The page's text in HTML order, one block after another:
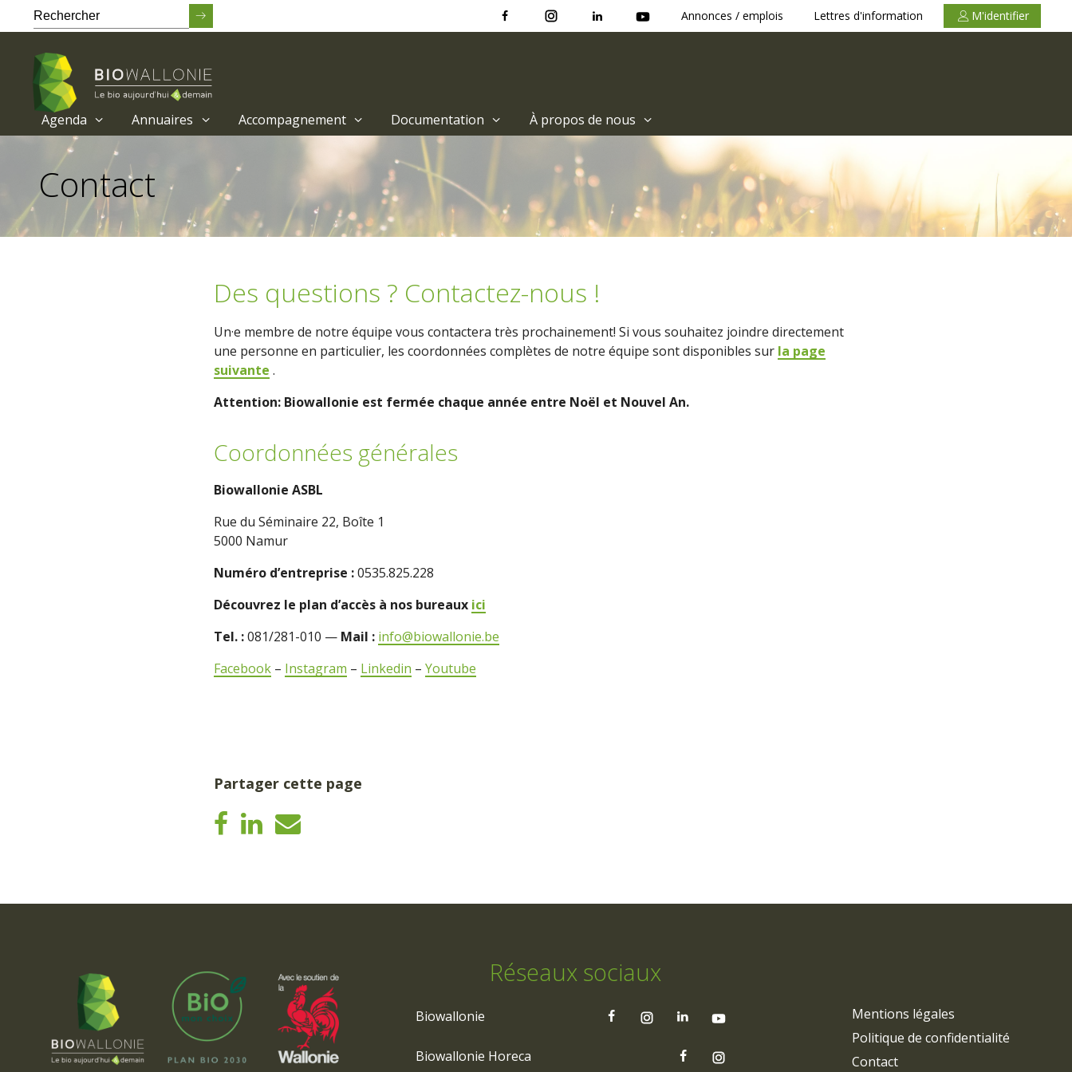
contenu
principal
Annonces / emplois Lettres d'information M'identifier
Agenda Annuaires Accompagnement Documentation À propos de nous
Contact
Des questions ? Contactez-nous !
Un·e membre de notre équipe vous contactera très prochainement! Si vous souhaitez joindre directement
une personne en particulier, les coordonnées complètes de notre équipe sont disponibles sur la page
suivante .
Attention: Biowallonie est fermée chaque année entre Noël et Nouvel An.
Coordonnées générales
Biowallonie ASBL
Rue du Séminaire 22, Boîte 1
5000 Namur
Numéro d’entreprise :0535.825.228
Découvrez le plan d’accès à nos bureaux ici
Tel. :081/281-010 — Mail : info@biowallonie.be
Facebook – Instagram – Linkedin – Youtube
Partager cette page
Réseaux sociaux
Biowallonie
Biowallonie Horeca
Mentions légales
Politique de confidentialité
Contact